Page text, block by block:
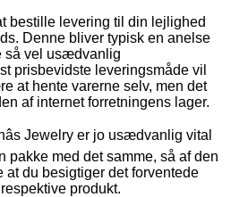
bestille levering til din lejlighed
Denne bliver typisk en anelse
så vel usædvanlig
prisbevidste leveringsmåde vil
at hente varerne selv, men det
af internet forretningens lager.
Jewelry er jo usædvanlig vital
pakke med det samme, så af den
at du besigtiger det forventede
produkt.